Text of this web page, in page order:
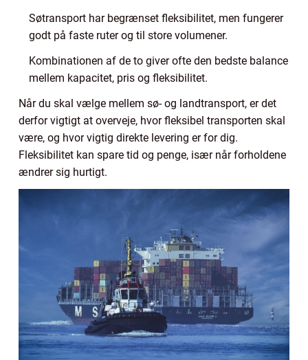
Søtransport har begrænset fleksibilitet, men fungerer
godt på faste ruter og til store volumener.
Kombinationen af de to giver ofte den bedste balance
mellem kapacitet, pris og fleksibilitet.
Når du skal vælge mellem sø- og landtransport, er det
derfor vigtigt at overveje, hvor fleksibel transporten skal
være, og hvor vigtig direkte levering er for dig.
Fleksibilitet kan spare tid og penge, især når forholdene
ændrer sig hurtigt.